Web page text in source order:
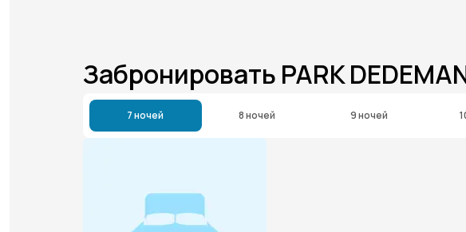
Забронировать PARK
7 ночей 8 ночей 9 ночей